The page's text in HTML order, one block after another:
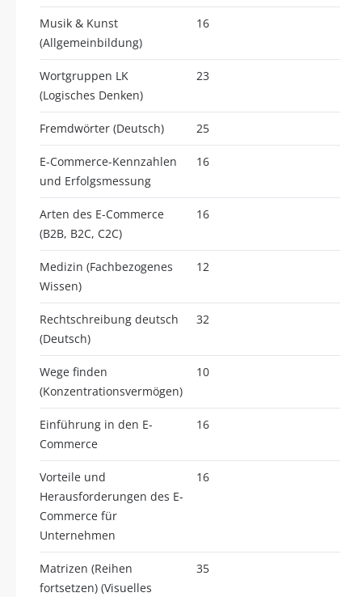
Musik & Kunst
(Allgemeinbildung)
16
Wortgruppen LK
(Logisches Denken)
23
Fremdwörter (Deutsch) 25
E-Commerce-Kennzahlen
und Erfolgsmessung
16
Arten des E-Commerce
(B2B, B2C, C2C)
16
Medizin (Fachbezogenes
Wissen)
12
Rechtschreibung deutsch
(Deutsch)
32
Wege finden
(Konzentrationsvermögen)
10
Einführung in den E-
Commerce
16
Vorteile und
Herausforderungen des E-
Commerce für
Unternehmen
16
Matrizen (Reihen
fortsetzen) (Visuelles
35